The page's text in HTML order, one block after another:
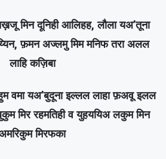
मिन दूनिही आलिहह, लौला यअ’तूना
फ़मन अज्लमु मिम मनिफ तरा अलल
लाहि कज़िबा
वमा यअ’बुदूना इल्लल लाहा फ़अवू इलल
मिर रहमतिही व युहययिअ लकुम मिन
मिरफका